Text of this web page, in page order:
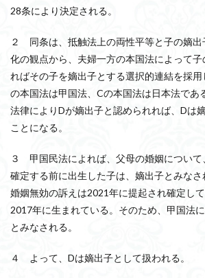
28条により決定される。
２ 同条は、抵触法上の両性平等と子の嫡出
化の観点から、夫婦一方の本国法によって
ればその子を嫡出子とする選択的連結を採
の本国法は甲国法、Cの本国法は日本法であ
法律によりDが嫡出子と認められれば、Dは
ことになる。
３ 甲国民法によれば、父母の婚姻について
確定する前に出生した子は、嫡出子とみな
婚姻無効の訴えは2021年に提起され確定し
2017年に生まれている。そのため、甲国法
とみなされる。
４ よって、Dは嫡出子として扱われる。